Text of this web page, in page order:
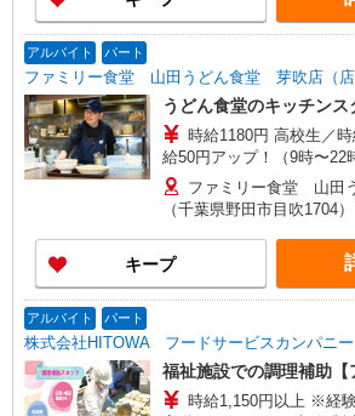
アルバイト パート
ファミリー食堂 山田うどん食堂 芽吹店（店
うどん食堂のキッチンス
時給1180円 高校生／時給1160円 日・祝日は時
給50円アップ！（9時〜22
ファミリー食堂 山田
（千葉県野田市目吹1704）
キープ
アルバイト パート
株式会社HITOWA フードサービスカンパニー
福祉施設での調理補助【
時給1,150円以上 ※経験によりスタート時給は